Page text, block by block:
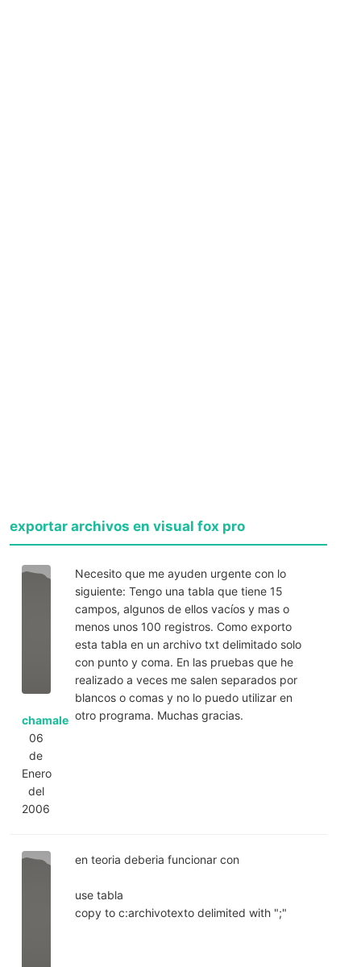
exportar archivos en visual fox pro
chamale
06
de
Enero
del
2006
Necesito que me ayuden urgente con lo
siguiente: Tengo una tabla que tiene 15
campos, algunos de ellos vacíos y mas o
menos unos 100 registros. Como exporto
esta tabla en un archivo txt delimitado solo
con punto y coma. En las pruebas que he
realizado a veces me salen separados por
blancos o comas y no lo puedo utilizar en
otro programa. Muchas gracias.
en teoria deberia funcionar con
use tabla
copy to c:archivotexto delimited with ";"